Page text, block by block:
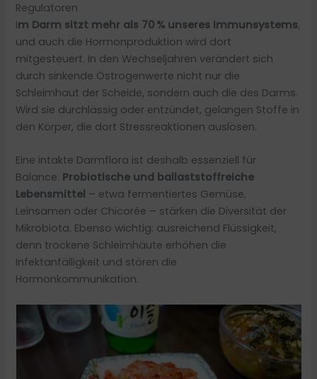
Regulatoren
Im Darm sitzt mehr als 70 % unseres Immunsystems,
und auch die Hormonproduktion wird dort
mitgesteuert. In den Wechseljahren verändert sich
durch sinkende Östrogenwerte nicht nur die
Schleimhaut der Scheide, sondern auch die des Darms.
Wird sie durchlässig oder entzündet, gelangen Stoffe in
den Körper, die dort Stressreaktionen auslösen.
Eine intakte Darmflora ist deshalb essenziell für
Balance. Probiotische und ballaststoffreiche
Lebensmittel – etwa fermentiertes Gemüse,
Leinsamen oder Chicorée – stärken die Diversität der
Mikrobiota. Ebenso wichtig: ausreichend Flüssigkeit,
denn trockene Schleimhäute erhöhen die
Infektanfälligkeit und stören die
Hormonkommunikation.